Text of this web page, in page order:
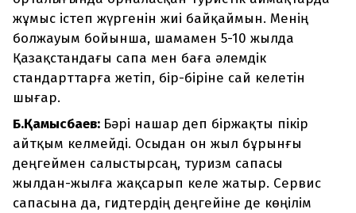
жұмыс істеп жүргенін жиі байқаймын. Менің
болжауым бойынша, шамамен 5-10 жылда
Қазақстандағы сапа мен баға әлемдік
стандарттарға жетіп, бір-біріне сай келетін
шығар.
Б.Қамысбаев: Бәрі нашар деп біржақты пікір
айтқым келмейді. Осыдан он жыл бұрынғы
деңгеймен салыстырсаң, туризм сапасы
жылдан-жылға жақсарып келе жатыр. Сервис
сапасына да, гидтердің деңгейіне де көңілім